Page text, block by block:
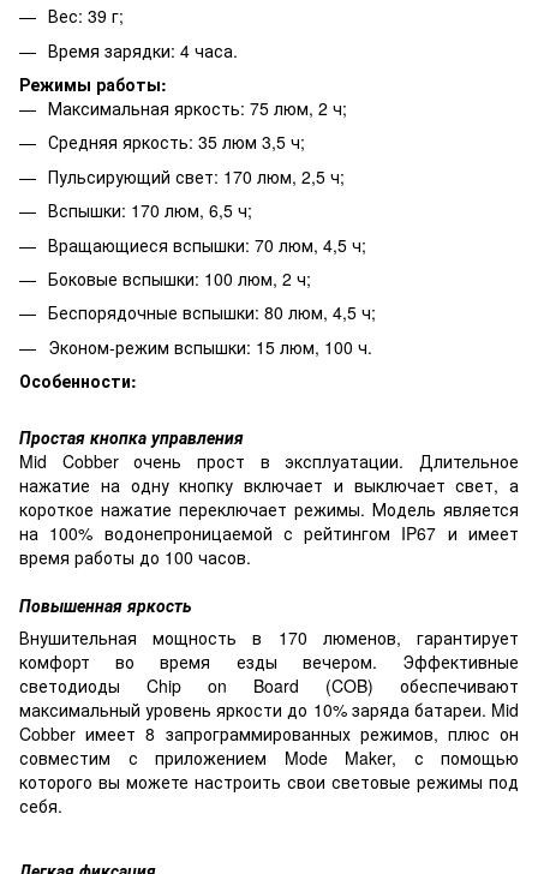
Вес: 39 г;
Время зарядки: 4 часа.
Режимы работы:
Максимальная яркость: 75 люм, 2 ч;
Средняя яркость: 35 люм 3,5 ч;
Пульсирующий свет: 170 люм, 2,5 ч;
Вспышки: 170 люм, 6,5 ч;
Вращающиеся вспышки: 70 люм, 4,5 ч;
Боковые вспышки: 100 люм, 2 ч;
Беспорядочные вспышки: 80 люм, 4,5 ч;
Эконом-режим вспышки: 15 люм, 100 ч.
Особенности:
Простая кнопка управления
Mid Cobber очень прост в эксплуатации. Длительное
нажатие на одну кнопку включает и выключает свет, а
короткое нажатие переключает режимы. Модель является
на 100% водонепроницаемой с рейтингом IP67 и имеет
время работы до 100 часов.
Повышенная яркость
Внушительная мощность в 170 люменов, гарантирует
комфорт во время езды вечером. Эффективные
светодиоды Chip on Board (COB) обеспечивают
максимальный уровень яркости до 10% заряда батареи. Mid
Cobber имеет 8 запрограммированных режимов, плюс он
совместим с приложением Mode Maker, с помощью
которого вы можете настроить свои световые режимы под
себя.